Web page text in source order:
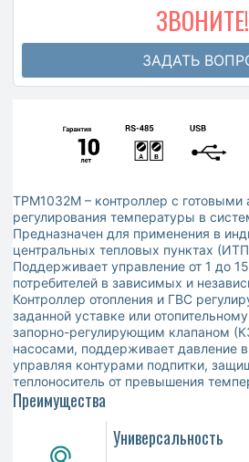
ЗВОНИТЕ!
ЗАДАТЬ
ТРМ1032М – контроллер с готовыми
регулирования температуры в
Предназначен для применения в
центральных тепловых пунктах
Поддерживает управление от 1 до
потребителей в зависимых и
Контроллер отопления и ГВС
заданной уставке или
запорно-регулирующим клапаном
насосами, поддерживает давление
управляя контурами подпитки,
теплоноситель от превышения
Преимущества
Универсальность